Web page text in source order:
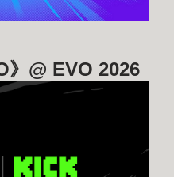
》@ EVO 2026